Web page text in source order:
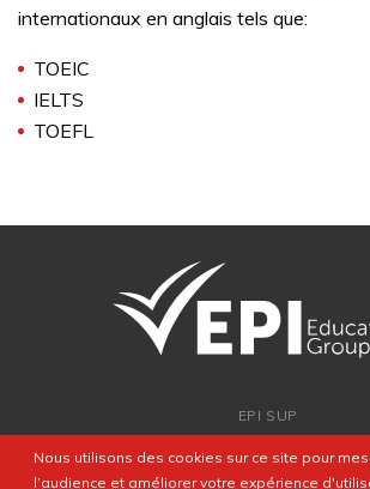
internationaux en anglais tels que:
TOEIC
IELTS
TOEFL
Nous utilisons des cookies sur ce site pour
l’audience et améliorer votre expérience
EPI SUP
PARTENARIATS